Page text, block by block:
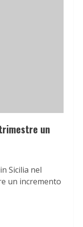
un
Sicilia nel
un incremento